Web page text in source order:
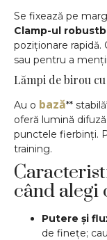
Se fixează pe
Clamp-ul
poziționare
sau pentru a
Lămpi de birou
Au o bază**
oferă lumină
punctele fierbinți.
training.
când alegi
Putere și
de finețe;